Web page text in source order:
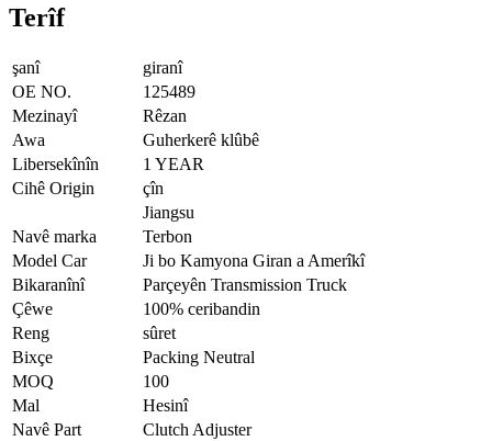
Terîf
şanî
giranî
OE NO.
125489
Mezinayî
Rêzan
Awa
Guherkerê klûbê
Libersekînîn
1 YEAR
Cihê Origin
çîn
Jiangsu
Navê marka
Terbon
Model Car
Ji bo Kamyona Giran a Amerîkî
Bikaranînî
Parçeyên Transmission Truck
Çêwe
100% ceribandin
Reng
sûret
Bixçe
Packing Neutral
MOQ
100
Mal
Hesinî
Navê Part
Clutch Adjuster